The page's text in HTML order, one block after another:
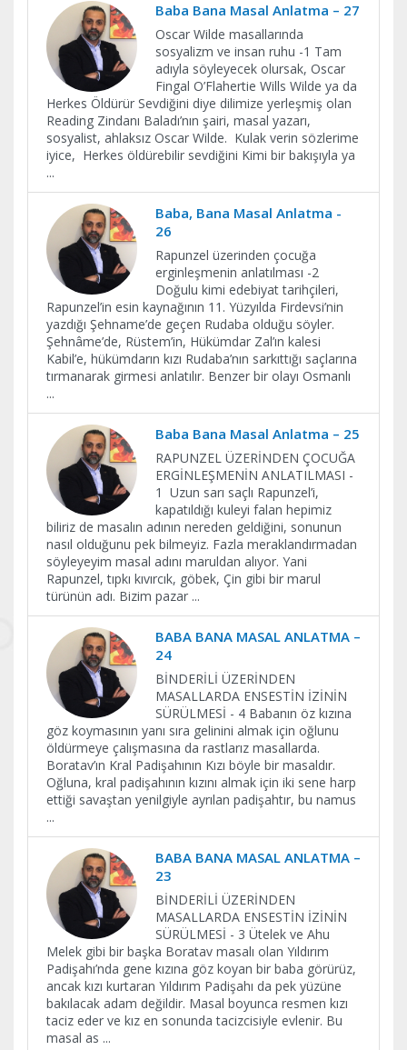
Baba Bana Masal Anlatma – 27
Oscar Wilde masallarında
sosyalizm ve insan ruhu -1 Tam
adıyla söyleyecek olursak, Oscar
Fingal O’Flahertie Wills Wilde ya da
Herkes Öldürür Sevdiğini diye dilimize yerleşmiş olan
Reading Zindanı Baladı’nın şairi, masal yazarı,
sosyalist, ahlaksız Oscar Wilde. Kulak verin sözlerime
iyice, Herkes öldürebilir sevdiğini Kimi bir bakışıyla ya
...
Baba, Bana Masal Anlatma -
26
Rapunzel üzerinden çocuğa
erginleşmenin anlatılması -2
Doğulu kimi edebiyat tarihçileri,
Rapunzel’in esin kaynağının 11. Yüzyılda Firdevsi’nin
yazdığı Şehname’de geçen Rudaba olduğu söyler.
Şehnâme’de, Rüstem’in, Hükümdar Zal’ın kalesi
Kabil’e, hükümdarın kızı Rudaba’nın sarkıttığı saçlarına
tırmanarak girmesi anlatılır. Benzer bir olayı Osmanlı
...
Baba Bana Masal Anlatma – 25
RAPUNZEL ÜZERİNDEN ÇOCUĞA
ERGİNLEŞMENİN ANLATILMASI -
1 Uzun sarı saçlı Rapunzel’i,
kapatıldığı kuleyi falan hepimiz
biliriz de masalın adının nereden geldiğini, sonunun
nasıl olduğunu pek bilmeyiz. Fazla meraklandırmadan
söyleyeyim masal adını maruldan alıyor. Yani
Rapunzel, tıpkı kıvırcık, göbek, Çin gibi bir marul
türünün adı. Bizim pazar ...
BABA BANA MASAL ANLATMA –
24
BİNDERİLİ ÜZERİNDEN
MASALLARDA ENSESTİN İZİNİN
SÜRÜLMESİ - 4 Babanın öz kızına
göz koymasının yanı sıra gelinini almak için oğlunu
öldürmeye çalışmasına da rastlarız masallarda.
Boratav’ın Kral Padişahının Kızı böyle bir masaldır.
Oğluna, kral padişahının kızını almak için iki sene harp
ettiği savaştan yenilgiyle ayrılan padişahtır, bu namus
...
BABA BANA MASAL ANLATMA –
23
BİNDERİLİ ÜZERİNDEN
MASALLARDA ENSESTİN İZİNİN
SÜRÜLMESİ - 3 Ütelek ve Ahu
Melek gibi bir başka Boratav masalı olan Yıldırım
Padişahı’nda gene kızına göz koyan bir baba görürüz,
ancak kızı kurtaran Yıldırım Padişahı da pek yüzüne
bakılacak adam değildir. Masal boyunca resmen kızı
taciz eder ve kız en sonunda tacizcisiyle evlenir. Bu
masal as ...